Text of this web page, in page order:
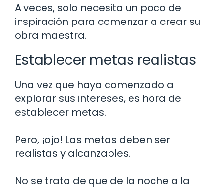
A veces, solo necesita un poco de
inspiración para comenzar a crear su
obra maestra.
Establecer metas realistas
Una vez que haya comenzado a
explorar sus intereses, es hora de
establecer metas.
Pero, ¡ojo! Las metas deben ser
realistas y alcanzables.
No se trata de que de la noche a la